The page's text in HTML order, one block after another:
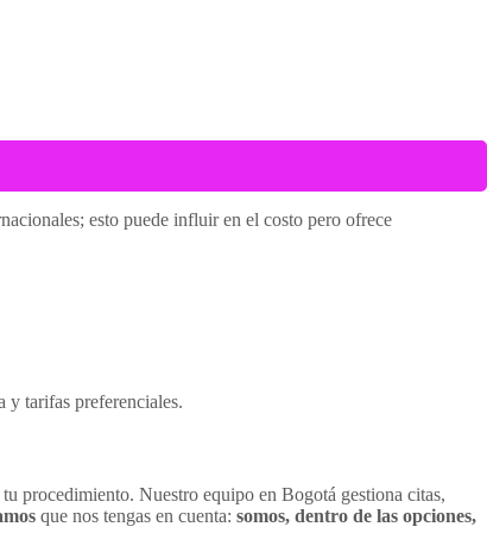
esto puede influir en el costo pero ofrece
y tarifas preferenciales.
procedimiento. Nuestro equipo en Bogotá gestiona citas,
que nos tengas en cuenta: somos, dentro de las opciones,